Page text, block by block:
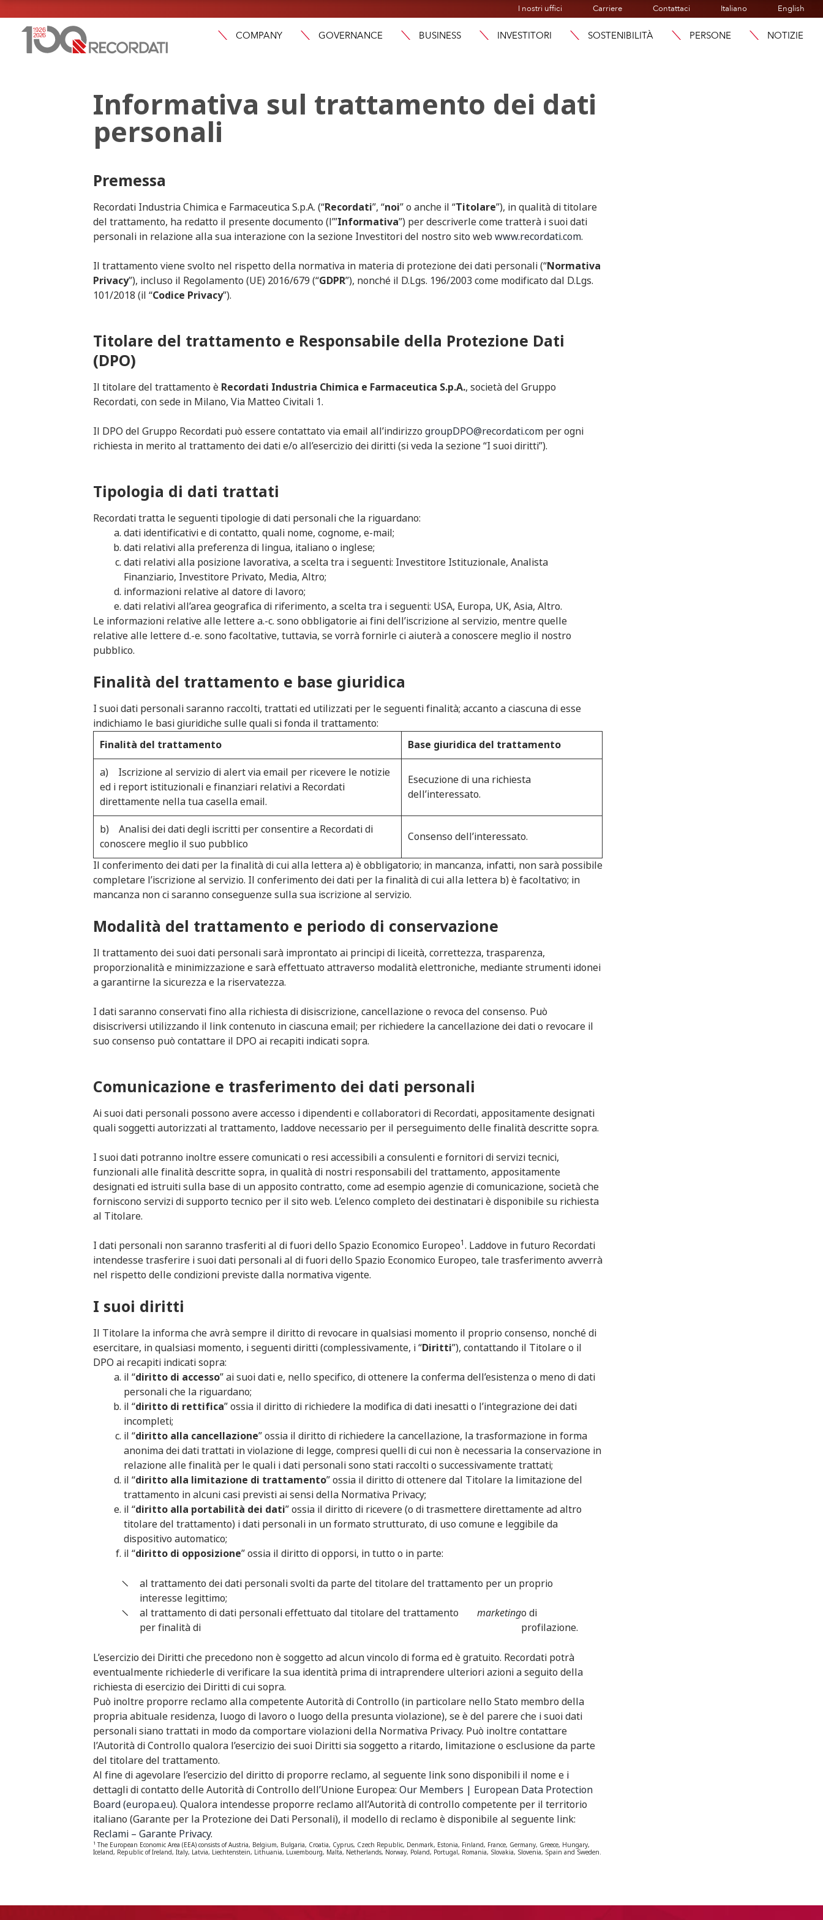
I nostri uffici Carriere Contattaci Italiano English
COMPANY GOVERNANCE BUSINESS INVESTITORI SOSTENIBILITÀ PERSONE NOTIZIE
Informativa sul trattamento dei dati
personali
Premessa
Recordati Industria Chimica e Farmaceutica S.p.A. (“Recordati”, “noi” o anche il “Titolare”), in qualità di titolare
del trattamento, ha redatto il presente documento (l’”Informativa”) per descriverle come tratterà i suoi dati
personali in relazione alla sua interazione con la sezione Investitori del nostro sito web www.recordati.com.
Il trattamento viene svolto nel rispetto della normativa in materia di protezione dei dati personali (“Normativa
Privacy”), incluso il Regolamento (UE) 2016/679 (“GDPR”), nonché il D.Lgs. 196/2003 come modificato dal D.Lgs.
101/2018 (il “Codice Privacy”).
Titolare del trattamento e Responsabile della Protezione Dati
(DPO)
Il titolare del trattamento è Recordati Industria Chimica e Farmaceutica S.p.A., società del Gruppo
Recordati, con sede in Milano, Via Matteo Civitali 1.
Il DPO del Gruppo Recordati può essere contattato via email all’indirizzo groupDPO@recordati.com per ogni
richiesta in merito al trattamento dei dati e/o all’esercizio dei diritti (si veda la sezione “I suoi diritti”).
Tipologia di dati trattati
Recordati tratta le seguenti tipologie di dati personali che la riguardano:
dati identificativi e di contatto, quali nome, cognome, e-mail;
dati relativi alla preferenza di lingua, italiano o inglese;
dati relativi alla posizione lavorativa, a scelta tra i seguenti: Investitore Istituzionale, Analista
Finanziario, Investitore Privato, Media, Altro;
informazioni relative al datore di lavoro;
dati relativi all’area geografica di riferimento, a scelta tra i seguenti: USA, Europa, UK, Asia, Altro.
Le informazioni relative alle lettere a.-c. sono obbligatorie ai fini dell’iscrizione al servizio, mentre quelle
relative alle lettere d.-e. sono facoltative, tuttavia, se vorrà fornirle ci aiuterà a conoscere meglio il nostro
pubblico.
Finalità del trattamento e base giuridica
I suoi dati personali saranno raccolti, trattati ed utilizzati per le seguenti finalità; accanto a ciascuna di esse
indichiamo le basi giuridiche sulle quali si fonda il trattamento:
Finalità del trattamento
Base giuridica del trattamento
a) Iscrizione al servizio di alert via email per ricevere le notizie
ed i report istituzionali e finanziari relativi a Recordati
direttamente nella tua casella email.
Esecuzione di una richiesta
dell’interessato.
b) Analisi dei dati degli iscritti per consentire a Recordati di
conoscere meglio il suo pubblico
Consenso dell’interessato.
Il conferimento dei dati per la finalità di cui alla lettera a) è obbligatorio; in mancanza, infatti, non sarà possibile
completare l’iscrizione al servizio. Il conferimento dei dati per la finalità di cui alla lettera b) è facoltativo; in
mancanza non ci saranno conseguenze sulla sua iscrizione al servizio.
Modalità del trattamento e periodo di conservazione
Il trattamento dei suoi dati personali sarà improntato ai principi di liceità, correttezza, trasparenza,
proporzionalità e minimizzazione e sarà effettuato attraverso modalità elettroniche, mediante strumenti idonei
a garantirne la sicurezza e la riservatezza.
I dati saranno conservati fino alla richiesta di disiscrizione, cancellazione o revoca del consenso. Può
disiscriversi utilizzando il link contenuto in ciascuna email; per richiedere la cancellazione dei dati o revocare il
suo consenso può contattare il DPO ai recapiti indicati sopra.
Comunicazione e trasferimento dei dati personali
Ai suoi dati personali possono avere accesso i dipendenti e collaboratori di Recordati, appositamente designati
quali soggetti autorizzati al trattamento, laddove necessario per il perseguimento delle finalità descritte sopra.
I suoi dati potranno inoltre essere comunicati o resi accessibili a consulenti e fornitori di servizi tecnici,
funzionali alle finalità descritte sopra, in qualità di nostri responsabili del trattamento, appositamente
designati ed istruiti sulla base di un apposito contratto, come ad esempio agenzie di comunicazione, società che
forniscono servizi di supporto tecnico per il sito web. L’elenco completo dei destinatari è disponibile su richiesta
al Titolare.
I dati personali non saranno trasferiti al di fuori dello Spazio Economico Europeo1. Laddove in futuro Recordati
intendesse trasferire i suoi dati personali al di fuori dello Spazio Economico Europeo, tale trasferimento avverrà
nel rispetto delle condizioni previste dalla normativa vigente.
I suoi diritti
Il Titolare la informa che avrà sempre il diritto di revocare in qualsiasi momento il proprio consenso, nonché di
esercitare, in qualsiasi momento, i seguenti diritti (complessivamente, i “Diritti”), contattando il Titolare o il
DPO ai recapiti indicati sopra:
il “diritto di accesso” ai suoi dati e, nello specifico, di ottenere la conferma dell’esistenza o meno di dati
personali che la riguardano;
il “diritto di rettifica” ossia il diritto di richiedere la modifica di dati inesatti o l’integrazione dei dati
incompleti;
il “diritto alla cancellazione” ossia il diritto di richiedere la cancellazione, la trasformazione in forma
anonima dei dati trattati in violazione di legge, compresi quelli di cui non è necessaria la conservazione in
relazione alle finalità per le quali i dati personali sono stati raccolti o successivamente trattati;
il “diritto alla limitazione di trattamento” ossia il diritto di ottenere dal Titolare la limitazione del
trattamento in alcuni casi previsti ai sensi della Normativa Privacy;
il “diritto alla portabilità dei dati” ossia il diritto di ricevere (o di trasmettere direttamente ad altro
titolare del trattamento) i dati personali in un formato strutturato, di uso comune e leggibile da
dispositivo automatico;
il “diritto di opposizione” ossia il diritto di opporsi, in tutto o in parte:
al trattamento dei dati personali svolti da parte del titolare del trattamento per un proprio
interesse legittimo;
al trattamento di dati personali effettuato dal titolare del trattamento
per finalità di
marketingo di
profilazione.
L’esercizio dei Diritti che precedono non è soggetto ad alcun vincolo di forma ed è gratuito. Recordati potrà
eventualmente richiederle di verificare la sua identità prima di intraprendere ulteriori azioni a seguito della
richiesta di esercizio dei Diritti di cui sopra.
Può inoltre proporre reclamo alla competente Autorità di Controllo (in particolare nello Stato membro della
propria abituale residenza, luogo di lavoro o luogo della presunta violazione), se è del parere che i suoi dati
personali siano trattati in modo da comportare violazioni della Normativa Privacy. Può inoltre contattare
l’Autorità di Controllo qualora l’esercizio dei suoi Diritti sia soggetto a ritardo, limitazione o esclusione da parte
del titolare del trattamento.
Al fine di agevolare l’esercizio del diritto di proporre reclamo, al seguente link sono disponibili il nome e i
dettagli di contatto delle Autorità di Controllo dell’Unione Europea: Our Members | European Data Protection
Board (europa.eu). Qualora intendesse proporre reclamo all’Autorità di controllo competente per il territorio
italiano (Garante per la Protezione dei Dati Personali), il modello di reclamo è disponibile al seguente link:
Reclami – Garante Privacy.
1 The European Economic Area (EEA) consists of Austria, Belgium, Bulgaria, Croatia, Cyprus, Czech Republic, Denmark, Estonia, Finland, France, Germany, Greece, Hungary,
Iceland, Republic of Ireland, Italy, Latvia, Liechtenstein, Lithuania, Luxembourg, Malta, Netherlands, Norway, Poland, Portugal, Romania, Slovakia, Slovenia, Spain and Sweden.